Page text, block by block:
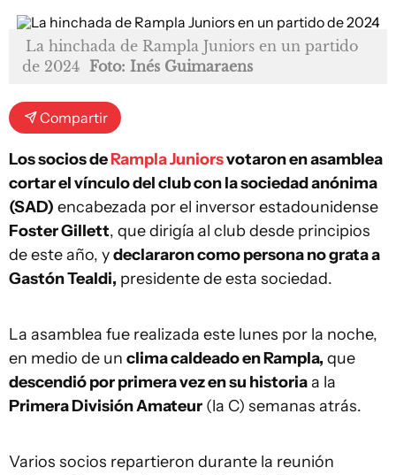
La hinchada de Rampla Juniors en un partido
de 2024 Foto: Inés Guimaraens
Compartir
Los socios deRampla Juniorsvotaron en asamblea
cortar el vínculo del club con la sociedad anónima
(SAD) encabezada por el inversor estadounidense
Foster Gillett, que dirigía al club desde principios
de este año, ydeclararon como persona no grata a
Gastón Tealdi, presidente de esta sociedad.
La asamblea fue realizada este lunes por la noche,
en medio de un clima caldeado en Rampla, que
descendió por primera vez en su historiaa la
Primera División Amateur (la C) semanas atrás.
Varios socios repartieron durante la reunión